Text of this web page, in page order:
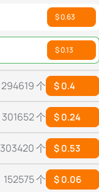
$ 0.63
$ 0.13
294619 个 $ 0.4
301652 个 $ 0.24
303420 个 $ 0.53
152575 个 $ 0.06